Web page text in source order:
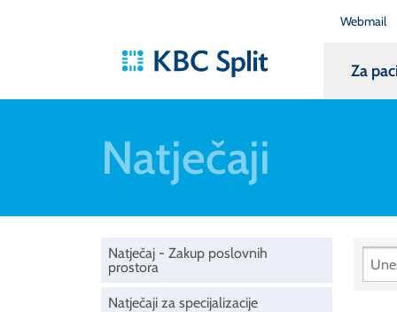
Webmail
Za
Natječaji
Natječaj - Zakup poslovnih
prostora
Natječaji za specijalizacije